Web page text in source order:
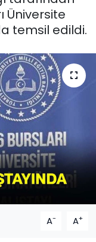
Üniversite
temsil edildi.
A- A+